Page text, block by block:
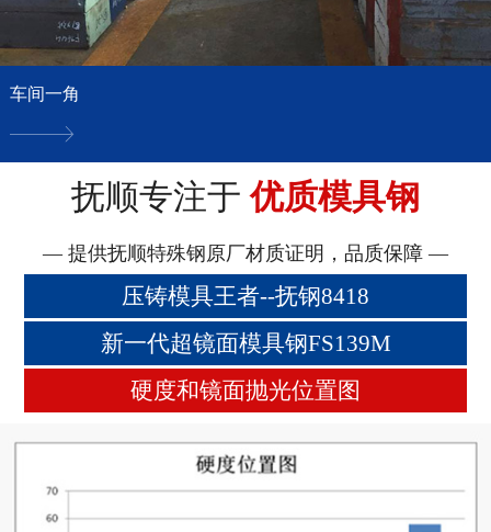
车间一角
抚顺专注于优质模具钢
— 提供抚顺特殊钢原厂材质证明，品质保障 —
压铸模具王者--抚钢8418
新一代超镜面模具钢FS139M
硬度和镜面抛光位置图